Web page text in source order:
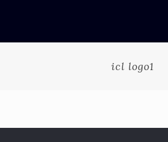
icl logo1